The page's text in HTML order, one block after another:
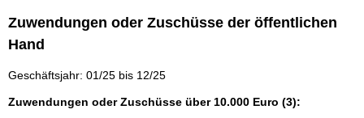
Zuwendungen oder Zuschüsse der öffentlichen
Hand
Geschäftsjahr: 01/25 bis 12/25
Zuwendungen oder Zuschüsse über 10.000 Euro (3):